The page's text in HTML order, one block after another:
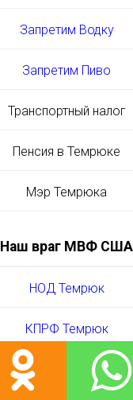
Запретим Водку
Запретим Пиво
Транспортный налог
Пенсия в Темрюке
Мэр Темрюка
Наш враг МВФ США
НОД Темрюк
КПРФ Темрюк
ЛДПР Темрюк